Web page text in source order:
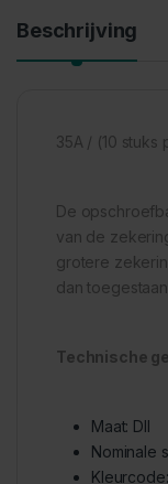
Beschrijving
35A / (10 stuks
De
van de
grotere
dan
Technische
Maat: DII
Nominale